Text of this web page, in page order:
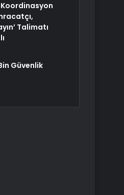
Talimatı
Güvenlik